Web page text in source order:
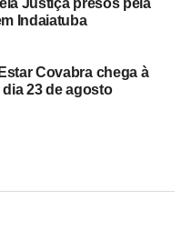
Justiça presos pela
Indaiatuba
Covabra chega à
dia 23 de agosto